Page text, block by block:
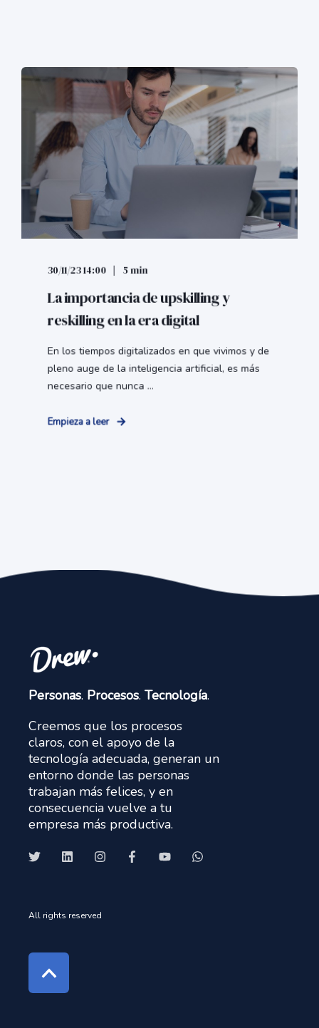
30/11/23 14:00 5 min
La importancia de upskilling y
reskilling en la era digital
En los tiempos digitalizados en que vivimos y de
pleno auge de la inteligencia artificial, es más
necesario que nunca ...
Empieza a leer
Personas. Procesos. Tecnología.
Creemos que los procesos
claros, con el apoyo de la
tecnología adecuada, generan un
entorno donde las personas
trabajan más felices, y en
consecuencia vuelve a tu
empresa más productiva.
All rights reserved